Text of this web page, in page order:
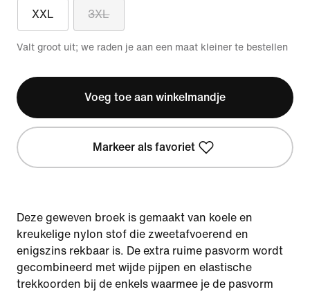
XXL 3XL
Valt groot uit; we raden je aan een maat kleiner te bestellen
Voeg toe aan winkelmandje
Markeer als favoriet
Deze geweven broek is gemaakt van koele en
kreukelige nylon stof die zweetafvoerend en
enigszins rekbaar is. De extra ruime pasvorm wordt
gecombineerd met wijde pijpen en elastische
trekkoorden bij de enkels waarmee je de pasvorm